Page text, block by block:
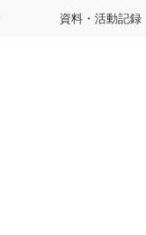
資料・活動記録